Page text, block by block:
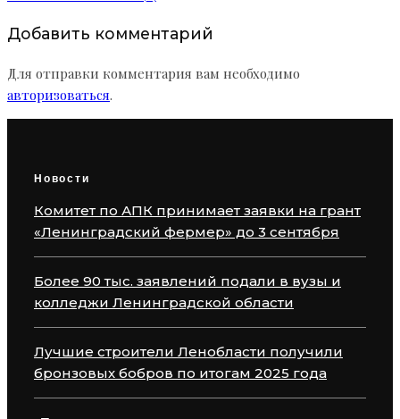
Добавить комментарий
Для отправки комментария вам необходимо
авторизоваться.
Новости
Комитет по АПК принимает заявки на грант
«Ленинградский фермер» до 3 сентября
Более 90 тыс. заявлений подали в вузы и
колледжи Ленинградской области
Лучшие строители Ленобласти получили
бронзовых бобров по итогам 2025 года